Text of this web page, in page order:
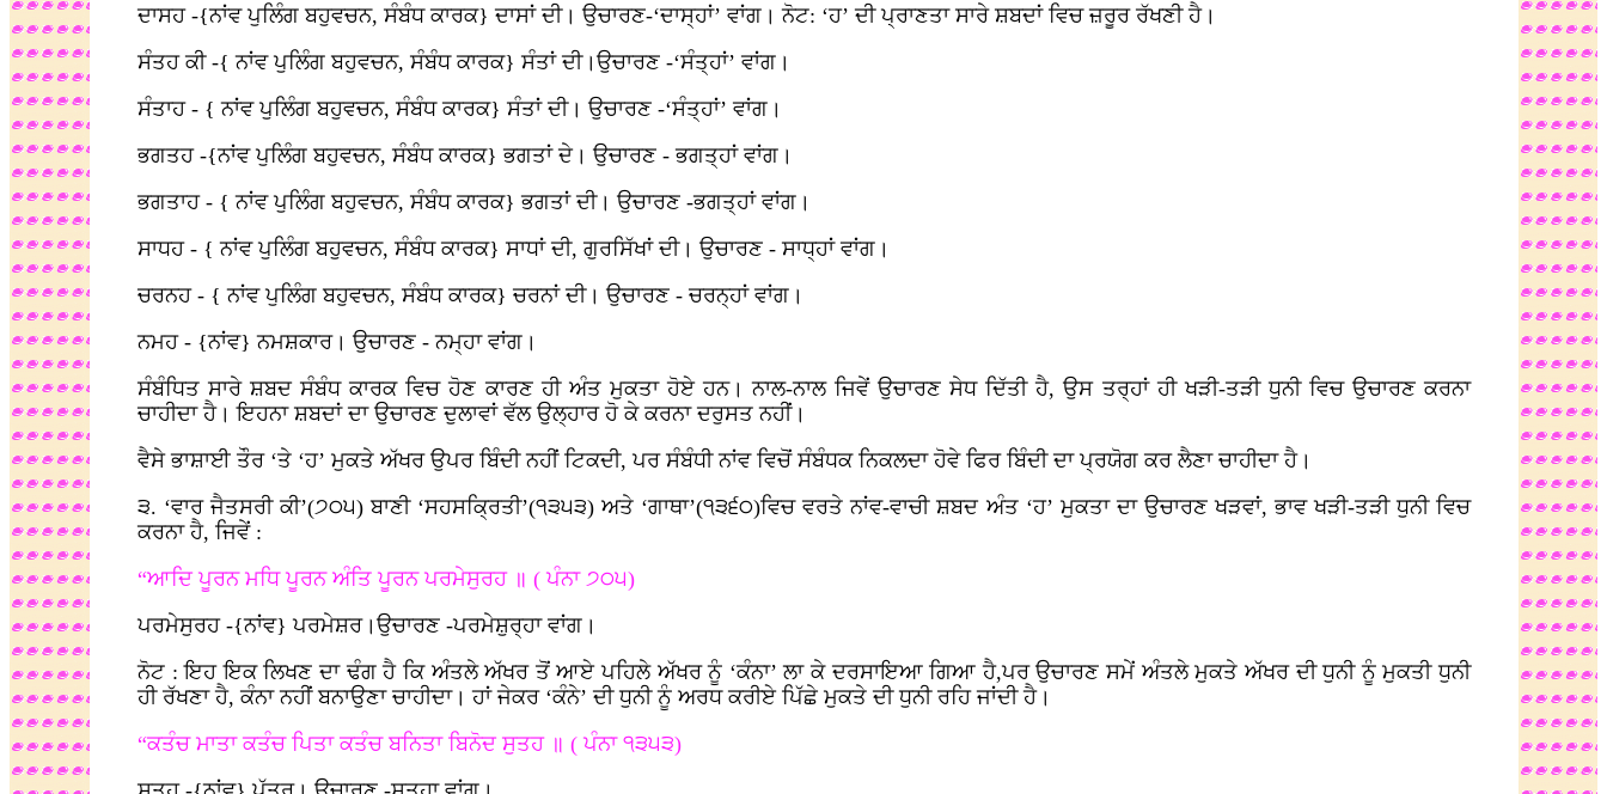
ਦਾਸਹ -{ਨਾਂਵ ਪੁਲਿੰਗ ਬਹੁਵਚਨ, ਸੰਬੰਧ ਕਾਰਕ} ਦਾਸਾਂ ਦੀ। ਉਚਾਰਣ-‘ਦਾਸ੍ਹਾਂ’ ਵਾਂਗ। ਨੋਟ: ‘ਹ’ ਦੀ ਪ੍ਰਾਣਤਾ ਸਾਰੇ ਸ਼ਬਦਾਂ ਵਿਚ ਜ਼ਰੂਰ ਰੱਖਣੀ ਹੈ।
ਸੰਤਹ ਕੀ -{ ਨਾਂਵ ਪੁਲਿੰਗ ਬਹੁਵਚਨ, ਸੰਬੰਧ ਕਾਰਕ} ਸੰਤਾਂ ਦੀ।ਉਚਾਰਣ -‘ਸੰਤ੍ਹਾਂ’ ਵਾਂਗ।
ਸੰਤਾਹ - { ਨਾਂਵ ਪੁਲਿੰਗ ਬਹੁਵਚਨ, ਸੰਬੰਧ ਕਾਰਕ} ਸੰਤਾਂ ਦੀ। ਉਚਾਰਣ -‘ਸੰਤ੍ਹਾਂ’ ਵਾਂਗ।
ਭਗਤਹ -{ਨਾਂਵ ਪੁਲਿੰਗ ਬਹੁਵਚਨ, ਸੰਬੰਧ ਕਾਰਕ} ਭਗਤਾਂ ਦੇ। ਉਚਾਰਣ - ਭਗਤ੍ਹਾਂ ਵਾਂਗ।
ਭਗਤਾਹ - { ਨਾਂਵ ਪੁਲਿੰਗ ਬਹੁਵਚਨ, ਸੰਬੰਧ ਕਾਰਕ} ਭਗਤਾਂ ਦੀ। ਉਚਾਰਣ -ਭਗਤ੍ਹਾਂ ਵਾਂਗ।
ਸਾਧਹ - { ਨਾਂਵ ਪੁਲਿੰਗ ਬਹੁਵਚਨ, ਸੰਬੰਧ ਕਾਰਕ} ਸਾਧਾਂ ਦੀ, ਗੁਰਸਿੱਖਾਂ ਦੀ। ਉਚਾਰਣ - ਸਾਧ੍ਹਾਂ ਵਾਂਗ।
ਚਰਨਹ - { ਨਾਂਵ ਪੁਲਿੰਗ ਬਹੁਵਚਨ, ਸੰਬੰਧ ਕਾਰਕ} ਚਰਨਾਂ ਦੀ। ਉਚਾਰਣ - ਚਰਨ੍ਹਾਂ ਵਾਂਗ।
ਨਮਹ - {ਨਾਂਵ} ਨਮਸ਼ਕਾਰ। ਉਚਾਰਣ - ਨਮ੍ਹਾ ਵਾਂਗ।
ਸੰਬੰਧਿਤ ਸਾਰੇ ਸ਼ਬਦ ਸੰਬੰਧ ਕਾਰਕ ਵਿਚ ਹੋਣ ਕਾਰਣ ਹੀ ਅੰਤ ਮੁਕਤਾ ਹੋਏ ਹਨ। ਨਾਲ-ਨਾਲ ਜਿਵੇਂ ਉਚਾਰਣ ਸੇਧ ਦਿੱਤੀ ਹੈ, ਉਸ ਤਰ੍ਹਾਂ ਹੀ ਖੜੀ-ਤੜੀ ਧੁਨੀ ਵਿਚ ਉਚਾਰਣ ਕਰਨਾ
ਚਾਹੀਦਾ ਹੈ। ਇਹਨਾ ਸ਼ਬਦਾਂ ਦਾ ਉਚਾਰਣ ਦੁਲਾਵਾਂ ਵੱਲ ਉਲ੍ਹਾਰ ਹੋ ਕੇ ਕਰਨਾ ਦਰੁਸਤ ਨਹੀਂ।
ਵੈਸੇ ਭਾਸ਼ਾਈ ਤੌਰ ‘ਤੇ ‘ਹ’ ਮੁਕਤੇ ਅੱਖਰ ਉਪਰ ਬਿੰਦੀ ਨਹੀਂ ਟਿਕਦੀ, ਪਰ ਸੰਬੰਧੀ ਨਾਂਵ ਵਿਚੋਂ ਸੰਬੰਧਕ ਨਿਕਲਦਾ ਹੋਵੇ ਫਿਰ ਬਿੰਦੀ ਦਾ ਪ੍ਰਯੋਗ ਕਰ ਲੈਣਾ ਚਾਹੀਦਾ ਹੈ।
੩. ‘ਵਾਰ ਜੈਤਸਰੀ ਕੀ’(੭੦੫) ਬਾਣੀ ‘ਸਹਸਕ੍ਰਿਤੀ’(੧੩੫੩) ਅਤੇ ‘ਗਾਥਾ’(੧੩੬੦)ਵਿਚ ਵਰਤੇ ਨਾਂਵ-ਵਾਚੀ ਸ਼ਬਦ ਅੰਤ ‘ਹ’ ਮੁਕਤਾ ਦਾ ਉਚਾਰਣ ਖੜਵਾਂ, ਭਾਵ ਖੜੀ-ਤੜੀ ਧੁਨੀ ਵਿਚ
ਕਰਨਾ ਹੈ, ਜਿਵੇਂ :
“ਆਦਿ ਪੂਰਨ ਮਧਿ ਪੂਰਨ ਅੰਤਿ ਪੂਰਨ ਪਰਮੇਸੁਰਹ ॥ ( ਪੰਨਾ ੭੦੫)
ਪਰਮੇਸੁਰਹ -{ਨਾਂਵ} ਪਰਮੇਸ਼ਰ।ਉਚਾਰਣ -ਪਰਮੇਸ਼ੁਰ੍ਹਾ ਵਾਂਗ।
ਨੋਟ : ਇਹ ਇਕ ਲਿਖਣ ਦਾ ਢੰਗ ਹੈ ਕਿ ਅੰਤਲੇ ਅੱਖਰ ਤੋਂ ਆਏ ਪਹਿਲੇ ਅੱਖਰ ਨੂੰ ‘ਕੰਨਾ’ ਲਾ ਕੇ ਦਰਸਾਇਆ ਗਿਆ ਹੈ,ਪਰ ਉਚਾਰਣ ਸਮੇਂ ਅੰਤਲੇ ਮੁਕਤੇ ਅੱਖਰ ਦੀ ਧੁਨੀ ਨੂੰ ਮੁਕਤੀ ਧੁਨੀ
ਹੀ ਰੱਖਣਾ ਹੈ, ਕੰਨਾ ਨਹੀਂ ਬਨਾਉਣਾ ਚਾਹੀਦਾ। ਹਾਂ ਜੇਕਰ ‘ਕੰਨੇ’ ਦੀ ਧੁਨੀ ਨੂੰ ਅਰਧ ਕਰੀਏ ਪਿੱਛੇ ਮੁਕਤੇ ਦੀ ਧੁਨੀ ਰਹਿ ਜਾਂਦੀ ਹੈ।
“ਕਤੰਚ ਮਾਤਾ ਕਤੰਚ ਪਿਤਾ ਕਤੰਚ ਬਨਿਤਾ ਬਿਨੋਦ ਸੁਤਹ ॥ ( ਪੰਨਾ ੧੩੫੩)